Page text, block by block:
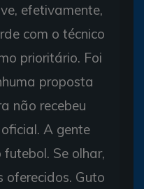
efetivamente,
com o técnico
prioritário. Foi
proposta
não recebeu
A gente
Se olhar,
oferecidos. Guto